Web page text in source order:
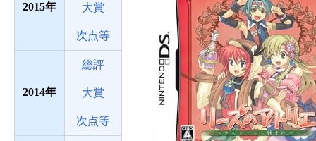
2015 大賞
次点等
2014
総評
大賞
次点等